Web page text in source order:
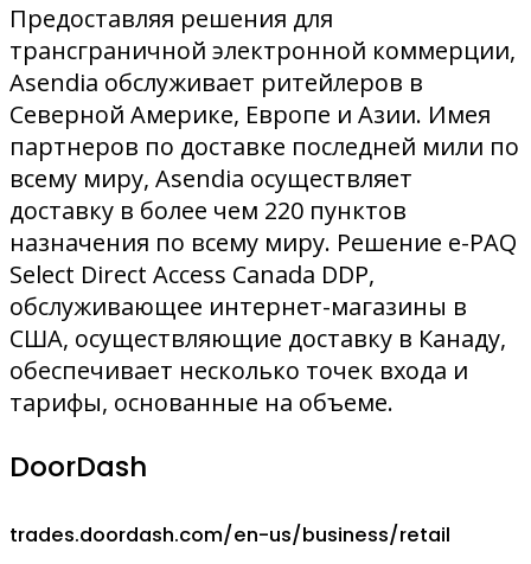
Предоставляя решения для
трансграничной электронной коммерции,
Asendia обслуживает ритейлеров в
Северной Америке, Европе и Азии. Имея
партнеров по доставке последней мили по
всему миру, Asendia осуществляет
доставку в более чем 220 пунктов
назначения по всему миру. Решение e-PAQ
Select Direct Access Canada DDP,
обслуживающее интернет-магазины в
США, осуществляющие доставку в Канаду,
обеспечивает несколько точек входа и
тарифы, основанные на объеме.
DoorDash
trades.doordash.com/en-us/business/retail